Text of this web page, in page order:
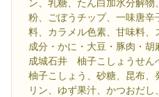
ン、乳糖、たん白加水分解
粉、ごぼうチップ、一味唐
料、カラメル色素、甘味料
成分・かに・大豆・豚肉・胡
成城石井 柚子こしょうせん
柚子こしょう、砂糖、昆布、
リン、ゆず果汁、かつおだ